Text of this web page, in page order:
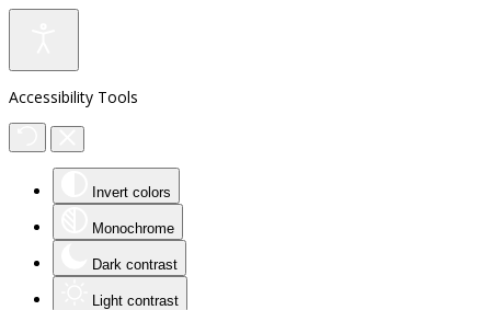
Accessibility Tools
Invert colors
Monochrome
Dark contrast
Light contrast